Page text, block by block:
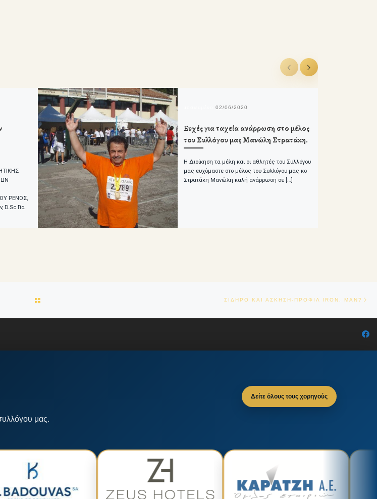
ΡΕΝΟΣ,
D.Sc.Για
δημοσιευμένο 02/06/2020
Ευχές για ταχεία ανάρρωση στο μέλος
του Συλλόγου μας Μανώλη Στρατάκη.
Η Διοίκηση τα μέλη και οι αθλητές του Συλλόγου
μας ευχόμαστε στο μέλος του Συλλόγου μας κο
Στρατάκη Μανώλη καλή ανάρρωση σε […]
ΣΙΔΗΡΟ ΚΑΙ ΑΣΚΗΣΗ-ΠΡΟΦΙΛ IRON, MAN?
μας.
Δείτε όλους τους χορηγούς